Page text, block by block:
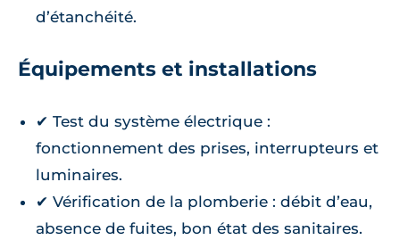
d’étanchéité.
Équipements et installations
✔ Test du système électrique :
fonctionnement des prises, interrupteurs et
luminaires.
✔ Vérification de la plomberie : débit d’eau,
absence de fuites, bon état des sanitaires.